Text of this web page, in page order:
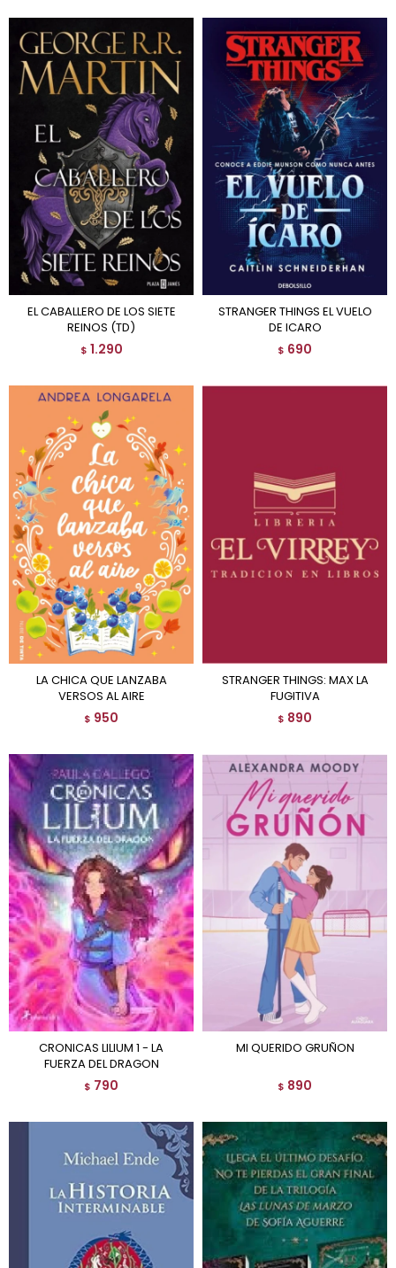
EL CABALLERO DE LOS SIETE
REINOS (TD)
$ 1.290
STRANGER THINGS EL VUELO
DE ICARO
$ 690
LA CHICA QUE LANZABA
VERSOS AL AIRE
$ 950
STRANGER THINGS: MAX LA
FUGITIVA
$ 890
CRONICAS LILIUM 1 - LA
FUERZA DEL DRAGON
$ 790
MI QUERIDO GRUÑON
$ 890